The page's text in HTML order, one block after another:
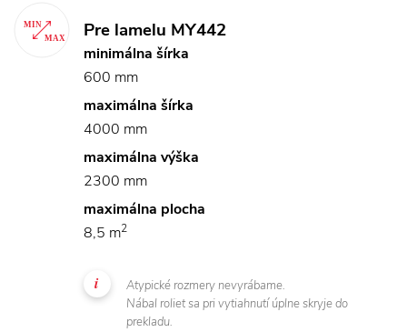
Pre lamelu MY442
minimálna šírka
600 mm
maximálna šírka
4000 mm
maximálna výška
2300 mm
maximálna plocha
8,5 m2
Atypické rozmery nevyrábame.
Nábal roliet sa pri vytiahnutí úplne skryje do
prekladu.